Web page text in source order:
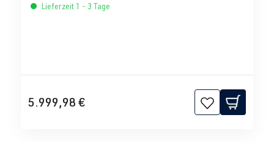
Lieferzeit 1 - 3 Tage
5.999,98 €